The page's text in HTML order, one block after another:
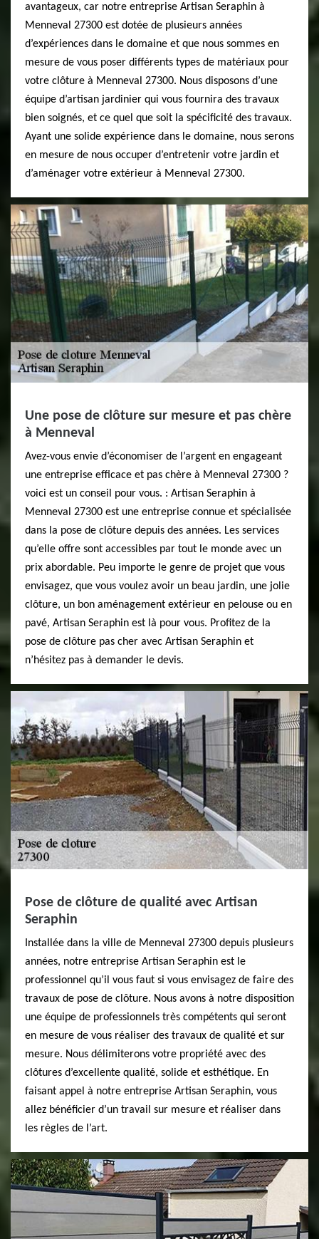
avantageux, car notre entreprise Artisan Seraphin à
Menneval 27300 est dotée de plusieurs années
d’expériences dans le domaine et que nous sommes en
mesure de vous poser différents types de matériaux pour
votre clôture à Menneval 27300. Nous disposons d’une
équipe d’artisan jardinier qui vous fournira des travaux
bien soignés, et ce quel que soit la spécificité des travaux.
Ayant une solide expérience dans le domaine, nous serons
en mesure de nous occuper d’entretenir votre jardin et
d’aménager votre extérieur à Menneval 27300.
Une pose de clôture sur mesure et pas chère
à Menneval
Avez-vous envie d’économiser de l’argent en engageant
une entreprise efficace et pas chère à Menneval 27300 ?
voici est un conseil pour vous. : Artisan Seraphin à
Menneval 27300 est une entreprise connue et spécialisée
dans la pose de clôture depuis des années. Les services
qu’elle offre sont accessibles par tout le monde avec un
prix abordable. Peu importe le genre de projet que vous
envisagez, que vous voulez avoir un beau jardin, une jolie
clôture, un bon aménagement extérieur en pelouse ou en
pavé, Artisan Seraphin est là pour vous. Profitez de la
pose de clôture pas cher avec Artisan Seraphin et
n’hésitez pas à demander le devis.
Pose de clôture de qualité avec Artisan
Seraphin
Installée dans la ville de Menneval 27300 depuis plusieurs
années, notre entreprise Artisan Seraphin est le
professionnel qu’il vous faut si vous envisagez de faire des
travaux de pose de clôture. Nous avons à notre disposition
une équipe de professionnels très compétents qui seront
en mesure de vous réaliser des travaux de qualité et sur
mesure. Nous délimiterons votre propriété avec des
clôtures d’excellente qualité, solide et esthétique. En
faisant appel à notre entreprise Artisan Seraphin, vous
allez bénéficier d’un travail sur mesure et réaliser dans
les règles de l’art.